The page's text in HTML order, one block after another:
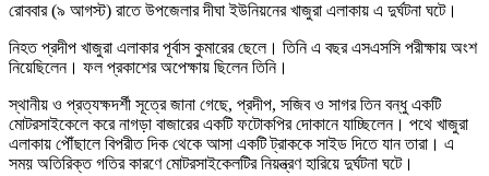
রোববার (৯ আগস্ট) রাতে উপজেলার দীঘা ইউনিয়নের খাজুরা এলাকায় এ দুর্ঘটনা ঘটে।
নিহত প্রদীপ খাজুরা এলাকার পূর্বাস কুমারের ছেলে। তিনি এ বছর এসএসসি পরীক্ষায় অংশ
নিয়েছিলেন। ফল প্রকাশের অপেক্ষায় ছিলেন তিনি।
স্থানীয় ও প্রত্যক্ষদর্শী সূত্রে জানা গেছে, প্রদীপ, সজিব ও সাগর তিন বন্ধু একটি
মোটরসাইকেলে করে নাগড়া বাজারের একটি ফটোকপির দোকানে যাচ্ছিলেন। পথে খাজুরা
এলাকায় পৌঁছালে বিপরীত দিক থেকে আসা একটি ট্রাককে সাইড দিতে যান তারা। এ
সময় অতিরিক্ত গতির কারণে মোটরসাইকেলটির নিয়ন্ত্রণ হারিয়ে দুর্ঘটনা ঘটে।